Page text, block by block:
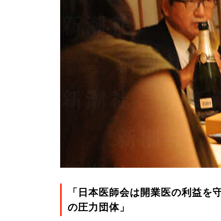
「日本医師会は開業医の利益を
の圧力団体」